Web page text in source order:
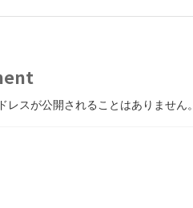
レスが公開されることはありません。